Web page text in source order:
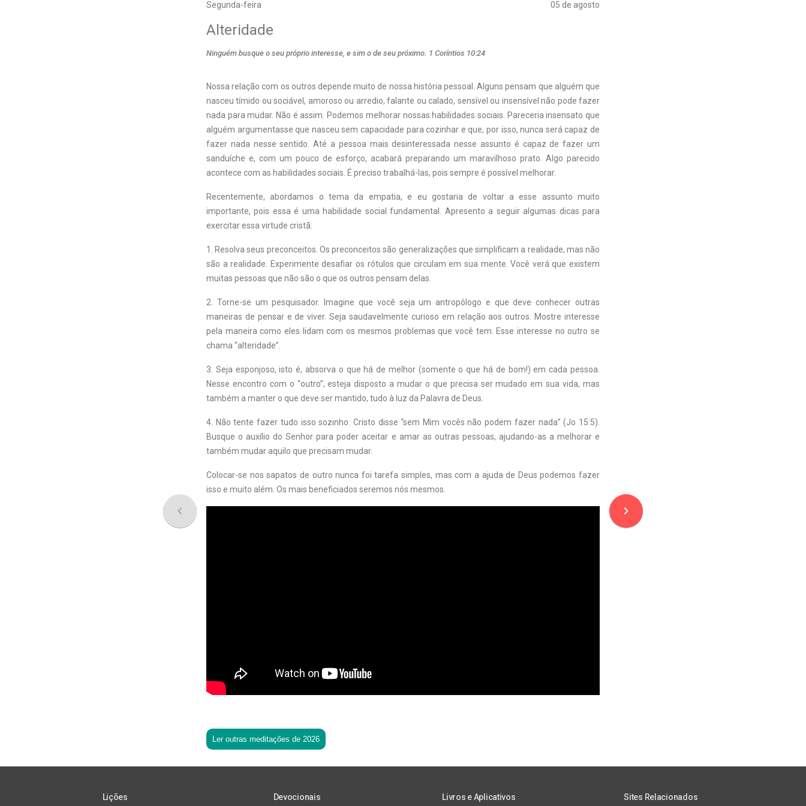
Segunda-feira 05 de agosto
navigate_before
Alteridade
Ninguém busque o seu próprio interesse, e sim o de seu próximo. 1 Coríntios 10:24
Nossa relação com os outros depende muito de nossa história pessoal. Alguns pensam que alguém que
nasceu tímido ou sociável, amoroso ou arredio, falante ou calado, sensível ou insensível não pode fazer
nada para mudar. Não é assim. Podemos melhorar nossas habilidades sociais. Pareceria insensato que
alguém argumentasse que nasceu sem capacidade para cozinhar e que, por isso, nunca será capaz de
fazer nada nesse sentido. Até a pessoa mais desinteressada nesse assunto é capaz de fazer um
sanduíche e, com um pouco de esforço, acabará preparando um maravilhoso prato. Algo parecido
acontece com as habilidades sociais. É preciso trabalhá-las, pois sempre é possível melhorar.
Recentemente, abordamos o tema da empatia, e eu gostaria de voltar a esse assunto muito
importante, pois essa é uma habilidade social fundamental. Apresento a seguir algumas dicas para
exercitar essa virtude cristã:
1. Resolva seus preconceitos. Os preconceitos são generalizações que simplificam a realidade, mas não
são a realidade. Experimente desafiar os rótulos que circulam em sua mente. Você verá que existem
muitas pessoas que não são o que os outros pensam delas.
2. Torne-se um pesquisador. Imagine que você seja um antropólogo e que deve conhecer outras
maneiras de pensar e de viver. Seja saudavelmente curioso em relação aos outros. Mostre interesse
pela maneira como eles lidam com os mesmos problemas que você tem. Esse interesse no outro se
chama “alteridade”.
3. Seja esponjoso, isto é, absorva o que há de melhor (somente o que há de bom!) em cada pessoa.
Nesse encontro com o “outro”, esteja disposto a mudar o que precisa ser mudado em sua vida, mas
também a manter o que deve ser mantido, tudo à luz da Palavra de Deus.
4. Não tente fazer tudo isso sozinho. Cristo disse “sem Mim vocês não podem fazer nada” (Jo 15:5).
Busque o auxílio do Senhor para poder aceitar e amar as outras pessoas, ajudando-as a melhorar e
também mudar aquilo que precisam mudar.
Colocar-se nos sapatos de outro nunca foi tarefa simples, mas com a ajuda de Deus podemos fazer
isso e muito além. Os mais beneficiados seremos nós mesmos.
Ler outras meditações de 2026
navigate_next
Lições Devocionais Livros e Aplicativos Sites Relacionados